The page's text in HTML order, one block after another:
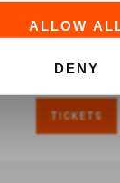
ALLOW ALL
DENY
TICKETS